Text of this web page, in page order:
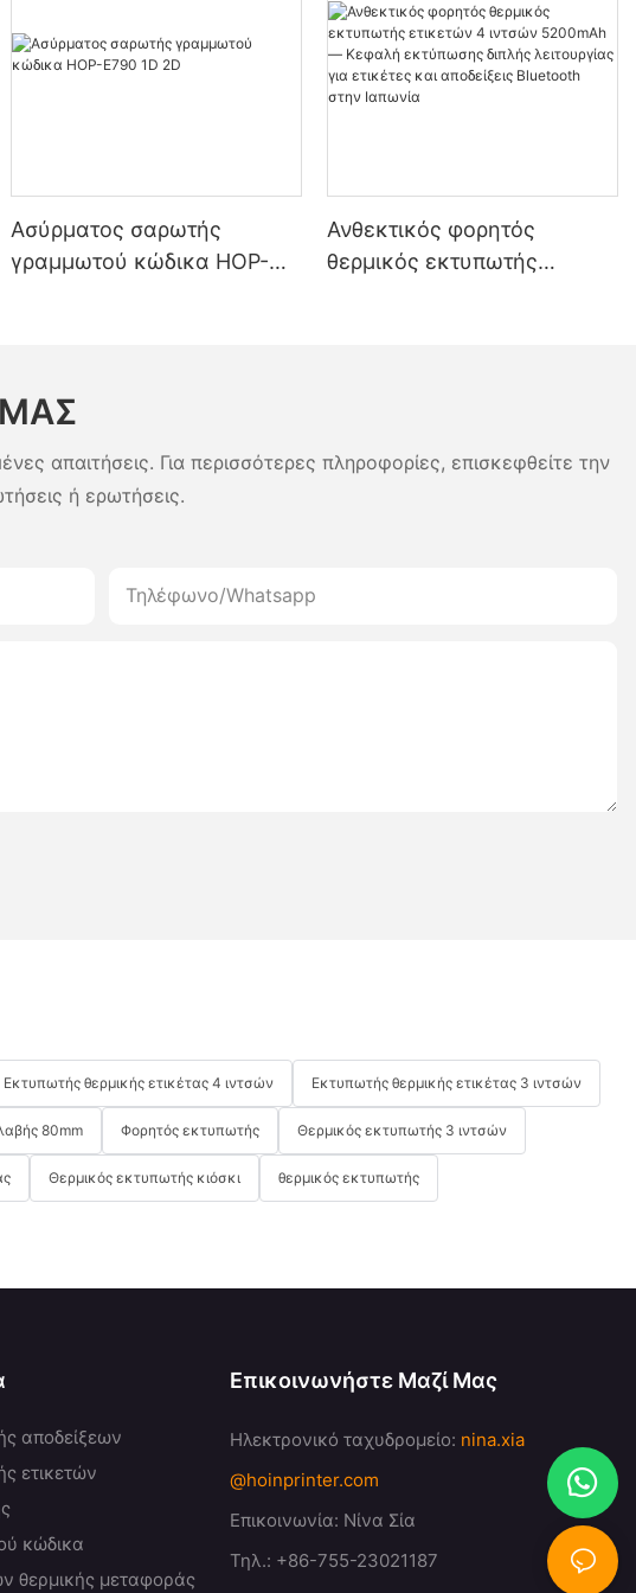
Ασύρματος σαρωτής
γραμμωτού κώδικα HOP-
Ανθεκτικός φορητός
θερμικός εκτυπωτής
Ιαπωνία
απαιτήσεις. Για περισσότερες πληροφορίες, επισκεφθείτε την
ή ερωτήσεις.
Τηλέφωνο/whatsapp
Εκτυπωτής θερμικής ετικέτας 4 ιντσών Εκτυπωτής θερμικής ετικέτας 3 ιντσών
80mm Φορητός εκτυπωτής Θερμικός εκτυπωτής 3 ιντσών
Θερμικός εκτυπωτής κιόσκι θερμικός εκτυπωτής
αποδείξεων
ετικετών
κώδικα
θερμικής μεταφοράς
Επικοινωνήστε Μαζί Μας
Ηλεκτρονικό ταχυδρομείο: nina.xia
@hoinprinter.com
Επικοινωνία: Νίνα Σία
Τηλ.: +86-755-23021187